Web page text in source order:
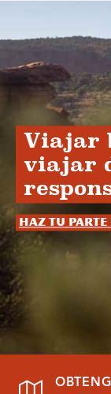
Viajar
viajar
Haz tu